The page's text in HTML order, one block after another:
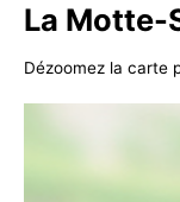
La Motte-
Dézoomez la carte